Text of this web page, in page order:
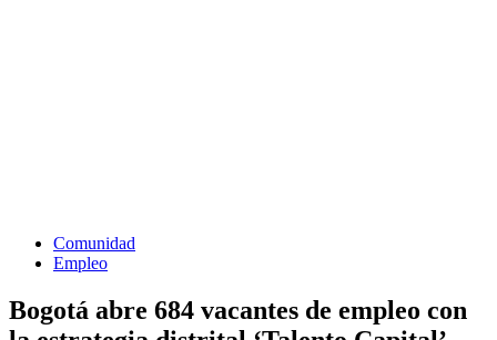
Comunidad
Empleo
Bogotá abre 684 vacantes de empleo con